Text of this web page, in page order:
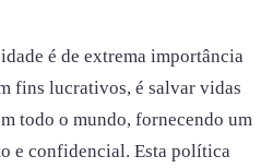
é de extrema importância
fins lucrativos, é salvar vidas
todo o mundo, fornecendo um
e confidencial. Esta política